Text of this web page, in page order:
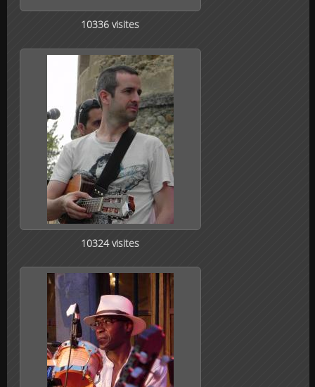
10336 visites
10324 visites